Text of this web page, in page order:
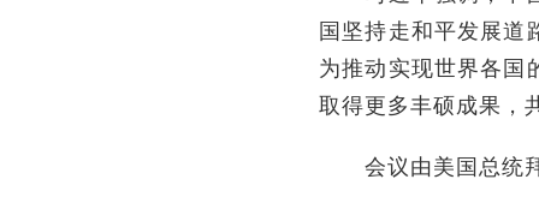
国坚持走和平发展道
为推动实现世界各国
取得更多丰硕成果，
会议由美国总统拜